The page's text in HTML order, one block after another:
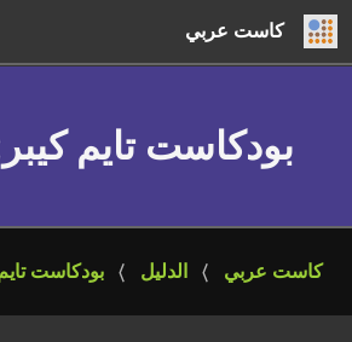
كاست عربي
بودكاست تايم كيبر
كاست عربي الدليل بودكاست تايم